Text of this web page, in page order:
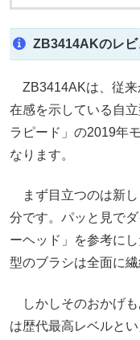
ZB3414AKのレビ
ZB3414AKは、従来
在感を示している自
ラピード」の2019年
なります。
まず目立つのは新し
分です。パッと見で
ーヘッド」を参考に
型のブラシは全面に
しかしそのおかげも
は歴代最高レベルと